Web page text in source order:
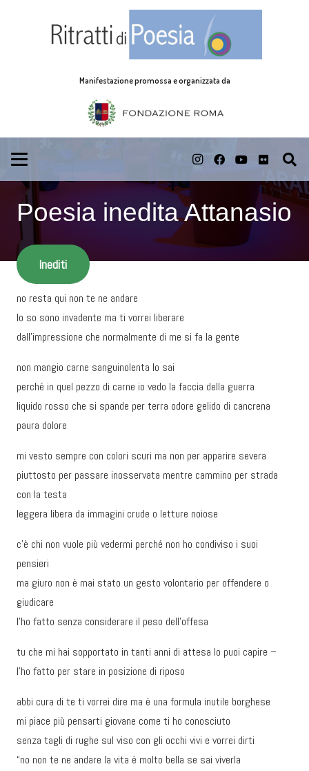
Manifestazione promossa e organizzata da
Poesia inedita Attanasio
Inediti
no resta qui non te ne andare
lo so sono invadente ma ti vorrei liberare
dall’impressione che normalmente di me si fa la gente
non mangio carne sanguinolenta lo sai
perché in quel pezzo di carne io vedo la faccia della guerra
liquido rosso che si spande per terra odore gelido di cancrena
paura dolore
mi vesto sempre con colori scuri ma non per apparire severa
piuttosto per passare inosservata mentre cammino per strada
con la testa
leggera libera da immagini crude o letture noiose
c’è chi non vuole più vedermi perché non ho condiviso i suoi
pensieri
ma giuro non è mai stato un gesto volontario per offendere o
giudicare
l’ho fatto senza considerare il peso dell’offesa
tu che mi hai sopportato in tanti anni di attesa lo puoi capire –
l’ho fatto per stare in posizione di riposo
abbi cura di te ti vorrei dire ma è una formula inutile borghese
mi piace più pensarti giovane come ti ho conosciuto
senza tagli di rughe sul viso con gli occhi vivi e vorrei dirti
“no non te ne andare la vita è molto bella se sai viverla